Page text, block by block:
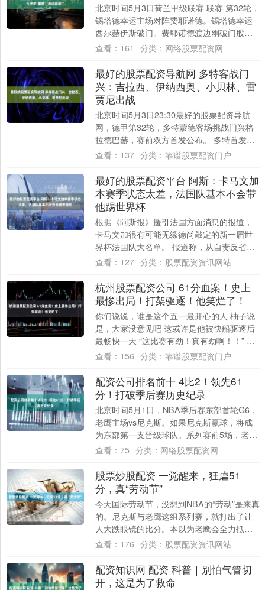
北京时间5月3日荷兰甲级联赛 联赛 第32轮，
锡塔德幸运主场对阵费耶诺德。锡塔德幸运
西尔赫伊斯破门。费耶诺德渡边刚破门股票
配资大盘，吉瓦伊罗-里德破门。最终比分....
查看： 161 分类： 网络股票配资网
最好的股票配资导航网 多特客战门
兴：吉拉西、伊纳西奥、小贝林、雷
贾尼出战
北京时间5月3日23:30最好的股票配资导航
网，德甲第32轮，多特蒙德客场挑战门兴格
拉德巴赫，赛前双方首发公布。 多特首发：
1-科贝尔、49-卢卡-雷贾尼、26....
查看： 137 分类： 靠谱股票配资门户
最好的股票配资平台 阿斯：卡马文加
本赛季状态太差，法国队基本不会带
他踢世界杯
根据《阿斯报》援引法国方面消息的报道，
卡马文加很有可能无缘德尚敲定的新一届世
界杯法国队大名单。 报道称，从自责反省，
到时光飞逝，如今他想要挑战已然尘埃落定
查看： 127 分类： 股票配资资讯网站
杭州股票配资公司 61分血案！史上
最惨出局！打架驱逐！他笑烂了！
你们说说，谁是这个五一最开心的人 柚子说
是，大家没意见吧 这或许是他被快船驱逐后
最畅快一天 “这比赛有劲！真有劲啊！！” 起
初，没有人在意这是一场灾难 这不过是....
查看： 156 分类： 靠谱股票配资门户
配资公司排名前十 4比2！领先61
分！打破季后赛历史纪录
北京时间5月1日，NBA季后赛东部首轮G6，
老鹰主场vs尼克斯。如果尼克斯赢球，将成
为东部第一支晋级球队。系列赛前5场，老鹰
后卫的数据大起大落：26分、32分、....
查看： 75 分类： 网络股票配资网
股票炒股配资 一觉醒来，狂虐51
分，真“劳动节”
今天国际劳动节，没想到NBA的“劳动”是来真
的。尼克斯与老鹰这组系列赛，就打出了让
人大跌眼镜的比分。本以为老鹰会全力抵抗
把系列赛拖入抢七，没想到尼克斯一上来就
查看： 176 分类： 股票配资资讯网站
配资知识网 配资 科普｜别怕气管切
开，这是为了救命